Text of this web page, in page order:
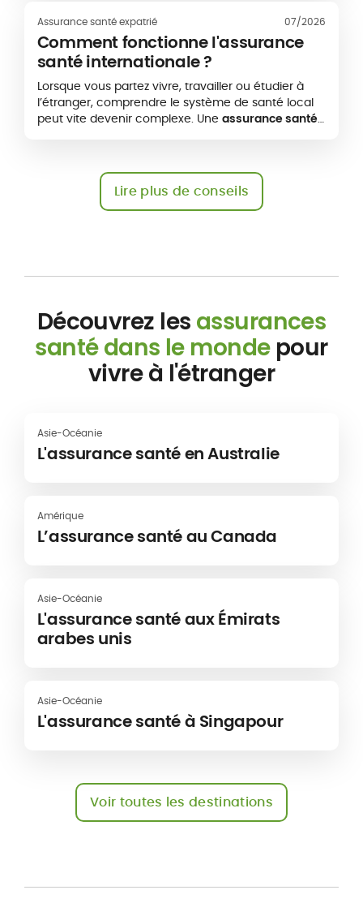
assurance santé permet parfois de conserver ou
d’adapter un contrat existant. Cette continuité
n’est toutefois pas automatique. Elle dépend
notamment de la nouvelle destination, de la zone
géographique de couverture et des conditions
prévues par l’assureur.
Assurance santé expatrié 07/2026
Comment fonctionne l'assurance
santé internationale ?
Lorsque vous partez vivre, travailler ou étudier à
l’étranger, comprendre le système de santé local
peut vite devenir complexe. Une assurance santé
couverture.
Lire plus de conseils
Découvrez les assurances
santé dans le monde pour
vivre à l'étranger
Asie-Océanie
L'assurance santé en Australie
Amérique
L’assurance santé au Canada
Asie-Océanie
L'assurance santé aux Émirats
arabes unis
Asie-Océanie
L'assurance santé à Singapour
Voir toutes les destinations